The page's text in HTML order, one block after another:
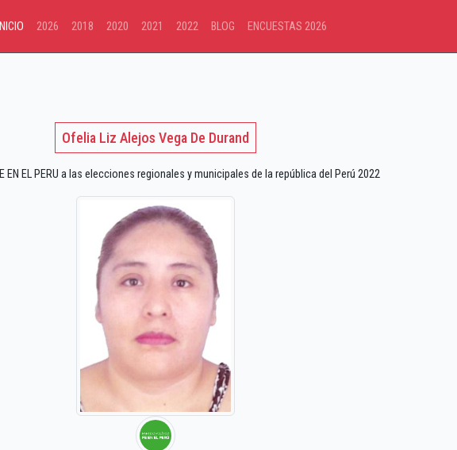
INICIO 2026 2018 2020 2021 2022 BLOG ENCUESTAS 2026
Ofelia Liz Alejos Vega De Durand
EN EL PERU a las elecciones regionales y municipales de la república del Perú 2022